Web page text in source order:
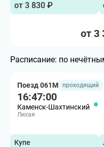
от 3 830 ₽
от 3
Расписание: по
Поезд 061М проходящий
16:47:00
Каменск-Шахтинский
Лихая
Купе